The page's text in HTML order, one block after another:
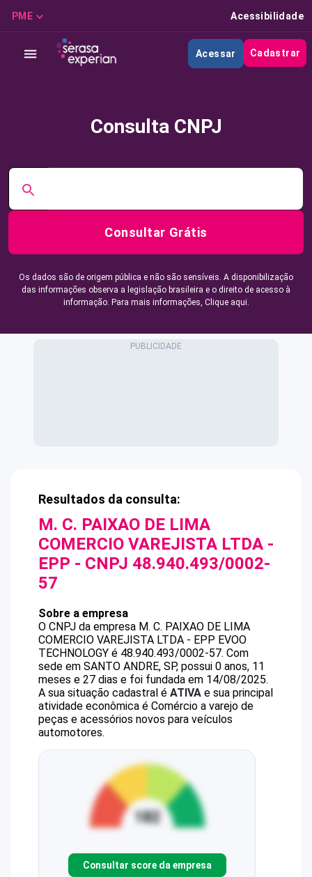
PME Acessibilidade
Acessar Cadastrar
Consulta CNPJ
Consultar Grátis
Os dados são de origem pública e não são sensíveis. A disponibilização
das informações observa a legislação brasileira e o direito de acesso à
informação. Para mais informações, Clique aqui.
Resultados da consulta:
M. C. PAIXAO DE LIMA
COMERCIO VAREJISTA LTDA -
EPP - CNPJ 48.940.493/0002-
57
Sobre a empresa
O CNPJ da empresa M. C. PAIXAO DE LIMA
COMERCIO VAREJISTA LTDA - EPP EVOO
TECHNOLOGY é 48.940.493/0002-57. Com
sede em SANTO ANDRE, SP, possui 0 anos, 11
meses e 27 dias e foi fundada em 14/08/2025.
A sua situação cadastral é ATIVA e sua principal
atividade econômica é Comércio a varejo de
peças e acessórios novos para veículos
automotores.
Consultar score da empresa